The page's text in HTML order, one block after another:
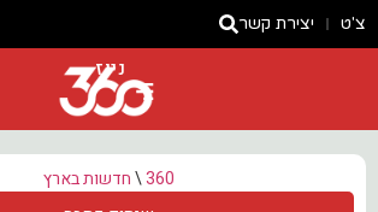
צ'ט יצירת קשר
ניוז
360
\חדשות בארץ